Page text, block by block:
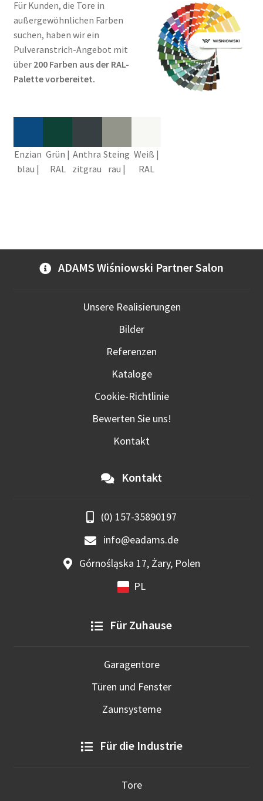
Für Kunden, die Tore in
außergewöhnlichen Farben
suchen, haben wir ein
Pulveranstrich-Angebot mit
über 200 Farben aus der RAL-
Palette vorbereitet.
Enzian
blau |
Grün |
RAL
Anthra
zitgrau
Steing
rau |
Weiß |
RAL
ADAMS Wiśniowski Partner Salon
Unsere Realisierungen
Bilder
Referenzen
Kataloge
Cookie-Richtlinie
Bewerten Sie uns!
Kontakt
Kontakt
(0) 157-35890197
info@eadams.de
Górnośląska 17, Żary, Polen
PL
Für Zuhause
Garagentore
Türen und Fenster
Zaunsysteme
Für die Industrie
Tore